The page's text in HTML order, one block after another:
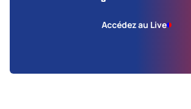
Accédez au Live